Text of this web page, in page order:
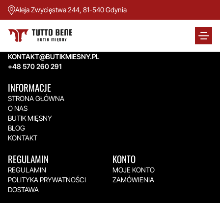
Aleja Zwycięstwa 244, 81-540 Gdynia
TUTTO BENE BUTIK MIĘSNY
Aleja Zwycięstwa 244,
KONTAKT@BUTIKMIESNY.PL
+48 570 260 291
INFORMACJE
STRONA GŁÓWNA
O NAS
BUTIK MIĘSNY
BLOG
KONTAKT
REGULAMIN
REGULAMIN
POLITYKA PRYWATNOŚCI
DOSTAWA
KONTO
MOJE KONTO
ZAMÓWIENIA